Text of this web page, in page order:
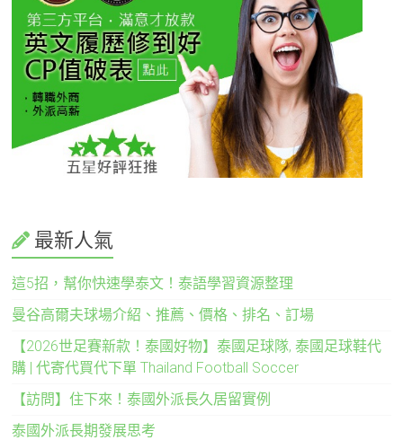
最新人氣
這5招，幫你快速學泰文！泰語學習資源整理
曼谷高爾夫球場介紹、推薦、價格、排名、訂場
【2026世足賽新款！泰國好物】泰國足球隊, 泰國足球鞋代
購 | 代寄代買代下單 Thailand Football Soccer
【訪問】住下來！泰國外派長久居留實例
泰國外派長期發展思考